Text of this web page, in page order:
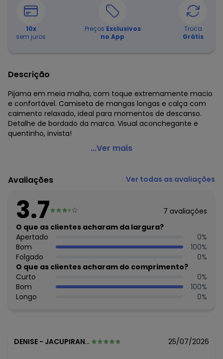
10x
sem juros
Preços Exclusivos
no App
Troca
Grátis
Descrição
Pijama em meia malha, com toque extremamente macio
e confortável. Camiseta de mangas longas e calça com
caimento relaxado, ideal para momentos de descanso.
Detalhe de bordado da marca. Visual aconchegante e
quentinho, invista!
Malwee - Pijama Longo com Bordado Taupe
Comprimento da Manga: Longa
Comprimento: Longo
Fornecedor: MALWEE MALHAS LTDA / CNPJ 84.429.737/0001-
Feito: Brasil
Cuidados para conservação do produto: Temperatura
máxima de lavagem 30C. Não alvejar. Não passar sobre a
estampa.
Observação: Cós: Aplicado com elástico embutido
Tecido: 100% Algodão
Composição: 100% Algodão
...Ver mais
Avaliações Ver todas as avaliações
3.7 7 avaliações
O que as clientes acharam da largura?
Apertado
0%
Bom
100%
Folgado
0%
O que as clientes acharam do comprimento?
Curto
0%
Bom
100%
Longo
0%
DENISE - JACUPIRANGA - SP 25/07/2026